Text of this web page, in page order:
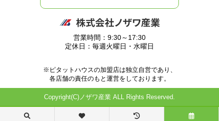
営業時間：9:30～17:30
定休日：毎週火曜日・水曜日
※ピタットハウスの加盟店は独立自営であり、
各店舗の責任のもと運営をしております。
Copyright(C)ノザワ産業 ALL Rights Reserved.